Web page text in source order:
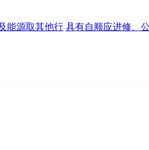
能源取其他行 具有自顺应进修、